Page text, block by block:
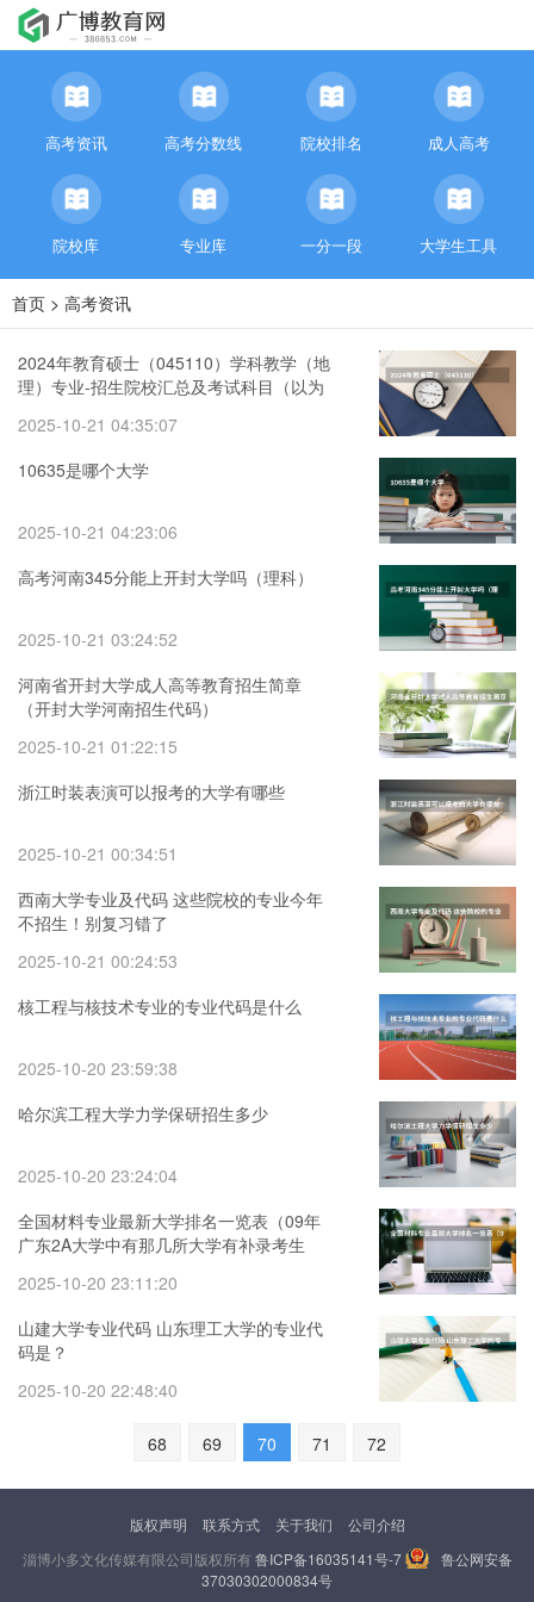
高考资讯 高考分数线 院校排名 成人高考
院校库 专业库 一分一段 大学生工具
首页 > 高考资讯
2024年教育硕士（045110）学科教学（地
理）专业-招生院校汇总及考试科目（以为
2025-10-21 04:35:07
10635是哪个大学
2025-10-21 04:23:06
高考河南345分能上开封大学吗（理科）
2025-10-21 03:24:52
河南省开封大学成人高等教育招生简章
（开封大学河南招生代码）
2025-10-21 01:22:15
浙江时装表演可以报考的大学有哪些
2025-10-21 00:34:51
西南大学专业及代码 这些院校的专业今年
不招生！别复习错了
2025-10-21 00:24:53
核工程与核技术专业的专业代码是什么
2025-10-20 23:59:38
哈尔滨工程大学力学保研招生多少
2025-10-20 23:24:04
全国材料专业最新大学排名一览表（09年
广东2A大学中有那几所大学有补录考生
2025-10-20 23:11:20
山建大学专业代码 山东理工大学的专业代
码是？
2025-10-20 22:48:40
68 69 70 71 72
版权声明 联系方式 关于我们
公司介绍
淄博小多文化传媒有限公司版权所有鲁ICP备16035141号-7
鲁公网安备
37030302000834号